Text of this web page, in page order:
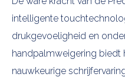
intelligente
drukgevoeligheid en
handpalmweigering biedt
nauwkeurige